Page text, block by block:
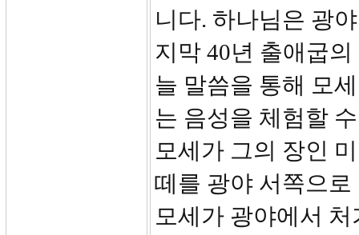
니다. 하나님은 광
지막 40년 출애굽
늘 말씀을 통해 모
는 음성을 체험할
모세가 그의 장인
떼를 광야 서쪽으
모세가 광야에서